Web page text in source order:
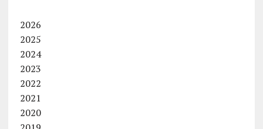
2026
2025
2024
2023
2022
2021
2020